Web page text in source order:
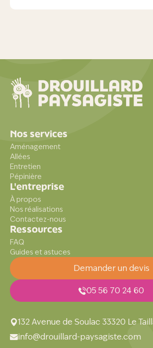
Nos services
Aménagement
Allées
Entretien
Pépinière
L'entreprise
À propos
Nos réalisations
Contactez-nous
Ressources
FAQ
Guides et astuces
Demander un devis
05 56 70 24 60
132 Avenue de Soulac 33320 Le
info@drouillard-paysagiste.com